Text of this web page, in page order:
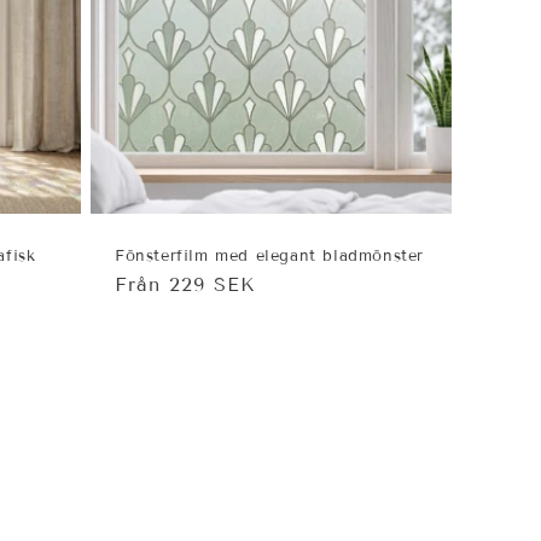
Fönsterfilm med elegant bladmönster
Ordinarie
Från 229 SEK